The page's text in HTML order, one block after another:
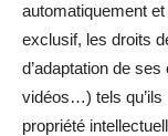
automatiquement
exclusif, les droits
d’adaptation de
vidéos…) tels qu’ils
propriété